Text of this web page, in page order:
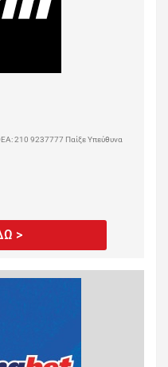
210 9237777 Παίξε Υπεύθυνα
>